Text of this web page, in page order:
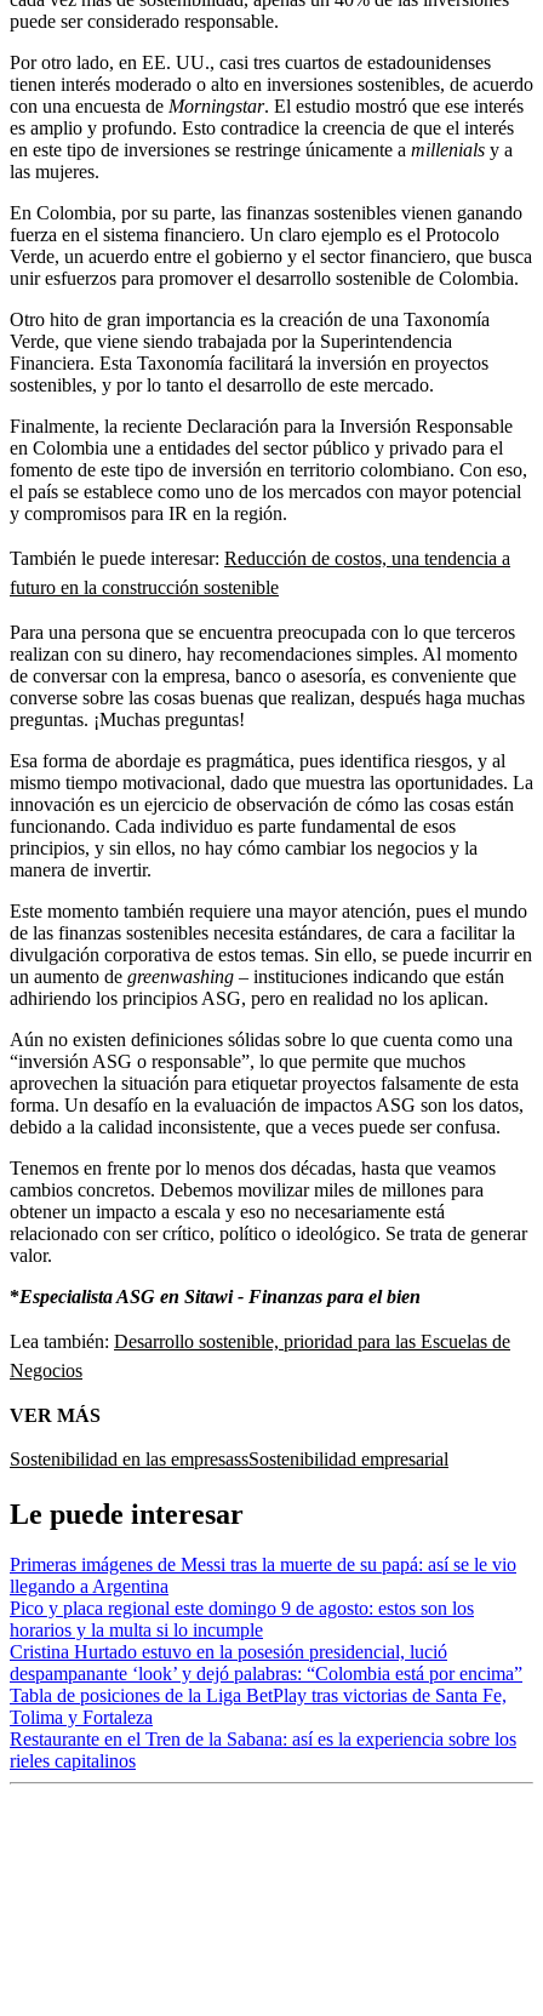
puede ser considerado responsable.
Por otro lado, en EE. UU., casi tres cuartos de estadounidenses
tienen interés moderado o alto en inversiones sostenibles, de acuerdo
con una encuesta de Morningstar. El estudio mostró que ese interés
es amplio y profundo. Esto contradice la creencia de que el interés
en este tipo de inversiones se restringe únicamente a millenials y a
las mujeres.
En Colombia, por su parte, las finanzas sostenibles vienen ganando
fuerza en el sistema financiero. Un claro ejemplo es el Protocolo
Verde, un acuerdo entre el gobierno y el sector financiero, que busca
unir esfuerzos para promover el desarrollo sostenible de Colombia.
Otro hito de gran importancia es la creación de una Taxonomía
Verde, que viene siendo trabajada por la Superintendencia
Financiera. Esta Taxonomía facilitará la inversión en proyectos
sostenibles, y por lo tanto el desarrollo de este mercado.
Finalmente, la reciente Declaración para la Inversión Responsable
en Colombia une a entidades del sector público y privado para el
fomento de este tipo de inversión en territorio colombiano. Con eso,
el país se establece como uno de los mercados con mayor potencial
y compromisos para IR en la región.
También le puede interesar: Reducción de costos, una tendencia a
futuro en la construcción sostenible
Para una persona que se encuentra preocupada con lo que terceros
realizan con su dinero, hay recomendaciones simples. Al momento
de conversar con la empresa, banco o asesoría, es conveniente que
converse sobre las cosas buenas que realizan, después haga muchas
preguntas. ¡Muchas preguntas!
Esa forma de abordaje es pragmática, pues identifica riesgos, y al
mismo tiempo motivacional, dado que muestra las oportunidades. La
innovación es un ejercicio de observación de cómo las cosas están
funcionando. Cada individuo es parte fundamental de esos
principios, y sin ellos, no hay cómo cambiar los negocios y la
manera de invertir.
Este momento también requiere una mayor atención, pues el mundo
de las finanzas sostenibles necesita estándares, de cara a facilitar la
divulgación corporativa de estos temas. Sin ello, se puede incurrir en
un aumento de greenwashing – instituciones indicando que están
adhiriendo los principios ASG, pero en realidad no los aplican.
Aún no existen definiciones sólidas sobre lo que cuenta como una
“inversión ASG o responsable”, lo que permite que muchos
aprovechen la situación para etiquetar proyectos falsamente de esta
forma. Un desafío en la evaluación de impactos ASG son los datos,
debido a la calidad inconsistente, que a veces puede ser confusa.
Tenemos en frente por lo menos dos décadas, hasta que veamos
cambios concretos. Debemos movilizar miles de millones para
obtener un impacto a escala y eso no necesariamente está
relacionado con ser crítico, político o ideológico. Se trata de generar
valor.
*Especialista ASG en Sitawi - Finanzas para el bien
Lea también: Desarrollo sostenible, prioridad para las Escuelas de
Negocios
VER MÁS
Sostenibilidad en las empresassSostenibilidad empresarial
Le puede interesar
Primeras imágenes de Messi tras la muerte de su papá: así se le vio
llegando a Argentina
Pico y placa regional este domingo 9 de agosto: estos son los
horarios y la multa si lo incumple
Cristina Hurtado estuvo en la posesión presidencial, lució
despampanante ‘look’ y dejó palabras: “Colombia está por encima”
Tabla de posiciones de la Liga BetPlay tras victorias de Santa Fe,
Tolima y Fortaleza
Restaurante en el Tren de la Sabana: así es la experiencia sobre los
rieles capitalinos